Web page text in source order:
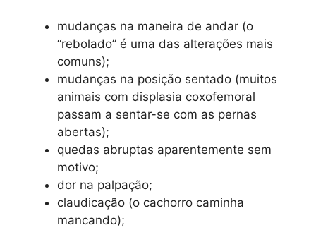
mudanças na maneira de andar (o
“rebolado” é uma das alterações mais
comuns);
mudanças na posição sentado (muitos
animais com displasia coxofemoral
passam a sentar-se com as pernas
abertas);
quedas abruptas aparentemente sem
motivo;
dor na palpação;
claudicação (o cachorro caminha
mancando);